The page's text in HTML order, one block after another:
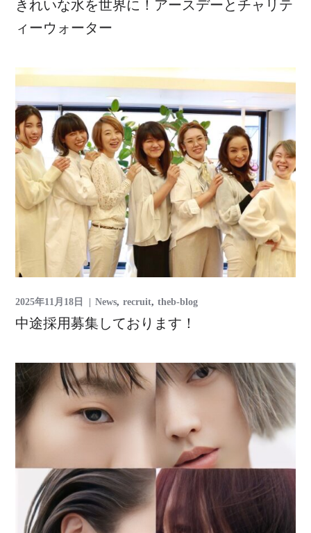
きれいな水を世界に！アースデーとチャリテ
ィーウォーター
2025年11月18日 News recruit theb-blog
中途採用募集しております！